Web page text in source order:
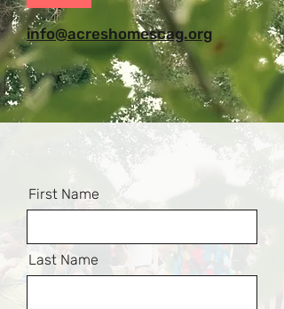
info@acreshomescag.org
First Name
Last Name